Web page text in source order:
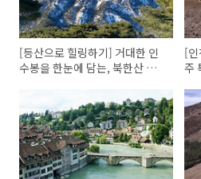
[등산으로 힐링하기] 거대한 인
수봉을 한눈에 담는, 북한산 영
[인
주